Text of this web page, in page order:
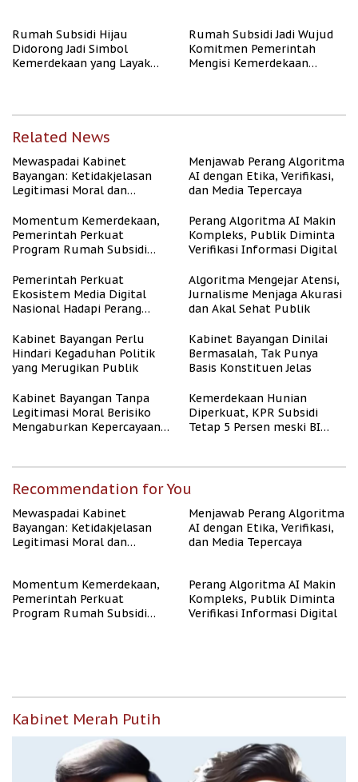
Rumah Subsidi Hijau
Didorong Jadi Simbol
Kemerdekaan yang Layak
Rumah Subsidi Jadi Wujud
Komitmen Pemerintah
Mengisi Kemerdekaan
Related News
Mewaspadai Kabinet
Bayangan: Ketidakjelasan
Legitimasi Moral dan
Menjawab Perang Algoritma
AI dengan Etika, Verifikasi,
dan Media Tepercaya
Momentum Kemerdekaan,
Pemerintah Perkuat
Program Rumah Subsidi
Berpenghasilan Rendah
Perang Algoritma AI Makin
Kompleks, Publik Diminta
Verifikasi Informasi Digital
Pemerintah Perkuat
Ekosistem Media Digital
Nasional Hadapi Perang
Algoritma Mengejar Atensi,
Jurnalisme Menjaga Akurasi
dan Akal Sehat Publik
Kabinet Bayangan Perlu
Hindari Kegaduhan Politik
yang Merugikan Publik
Kabinet Bayangan Dinilai
Bermasalah, Tak Punya
Basis Konstituen Jelas
Kabinet Bayangan Tanpa
Legitimasi Moral Berisiko
Mengaburkan Kepercayaan
Kemerdekaan Hunian
Diperkuat, KPR Subsidi
Tetap 5 Persen meski BI
Recommendation for You
Mewaspadai Kabinet
Bayangan: Ketidakjelasan
Legitimasi Moral dan
Menjawab Perang Algoritma
AI dengan Etika, Verifikasi,
dan Media Tepercaya
Momentum Kemerdekaan,
Pemerintah Perkuat
Program Rumah Subsidi
Perang Algoritma AI Makin
Kompleks, Publik Diminta
Verifikasi Informasi Digital
Kabinet Merah Putih